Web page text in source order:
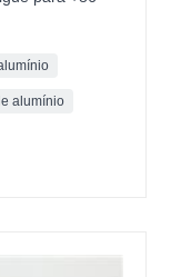
alumínio